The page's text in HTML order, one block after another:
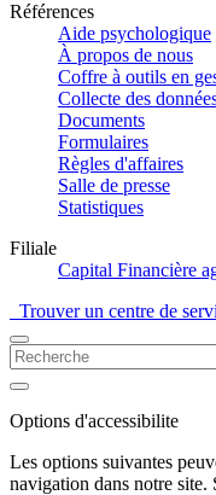
Références
Aide psychologique
À propos de nous
Coffre à outils en
Collecte des
Documents
Formulaires
Règles d'affaires
Salle de presse
Statistiques
Filiale
Capital Financière
Trouver un centre de
Options d'accessibilite
Les options suivantes
navigation dans notre site.